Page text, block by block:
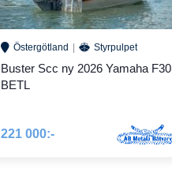
Östergötland Styrpulpet
Buster Scc ny 2026 Yamaha F30
BETL
221 000:-